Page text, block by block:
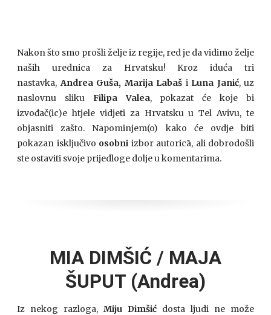
Nakon što smo prošli želje iz regije, red je da vidimo želje
naših urednica za Hrvatsku! Kroz iduća tri
nastavka,Andrea Guša, Marija Labaš i Luna Janić, uz
naslovnu sliku Filipa Valea, pokazat će koje bi
izvođač(ic)e htjele vidjeti za Hrvatsku u Tel Avivu, te
objasniti zašto. Napominjem(o) kako će ovdje biti
pokazan isključivo osobni izbor autoricā, ali dobrodošli
ste ostaviti svoje prijedloge dolje u komentarima.
MIA DIMŠIĆ / MAJA
ŠUPUT (Andrea)
Iz nekog razloga, Miju Dimšić dosta ljudi ne može